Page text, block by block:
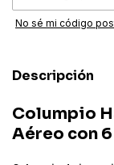
No sé mi código
Descripción
Columpio
Aéreo con